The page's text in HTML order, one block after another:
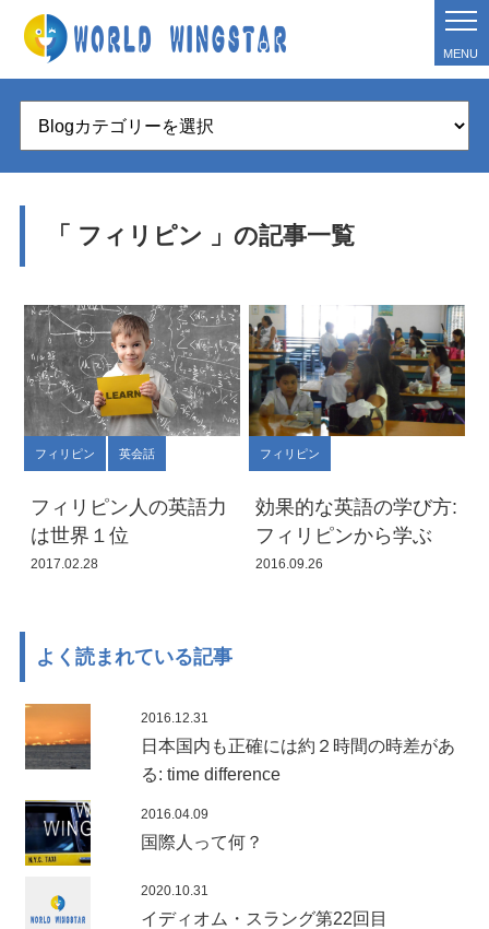
MENU
「 フィリピン 」の記事一覧
フィリピン 英会話
フィリピン人の英語力
は世界１位
2017.02.28
フィリピン
効果的な英語の学び方:
フィリピンから学ぶ
2016.09.26
よく読まれている記事
2016.12.31
日本国内も正確には約２時間の時差があ
る: time difference
2016.04.09
国際人って何？
2020.10.31
イディオム・スラング第22回目